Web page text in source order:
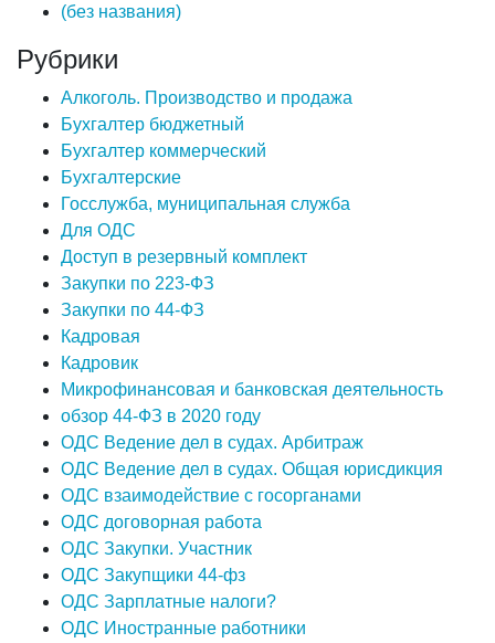
(без названия)
Рубрики
Алкоголь. Производство и продажа
Бухгалтер бюджетный
Бухгалтер коммерческий
Бухгалтерские
Госслужба, муниципальная служба
Для ОДС
Доступ в резервный комплект
Закупки по 223-ФЗ
Закупки по 44-ФЗ
Кадровая
Кадровик
Микрофинансовая и банковская деятельность
обзор 44-ФЗ в 2020 году
ОДС Ведение дел в судах. Арбитраж
ОДС Ведение дел в судах. Общая юрисдикция
ОДС взаимодействие с госорганами
ОДС договорная работа
ОДС Закупки. Участник
ОДС Закупщики 44-фз
ОДС Зарплатные налоги?
ОДС Иностранные работники